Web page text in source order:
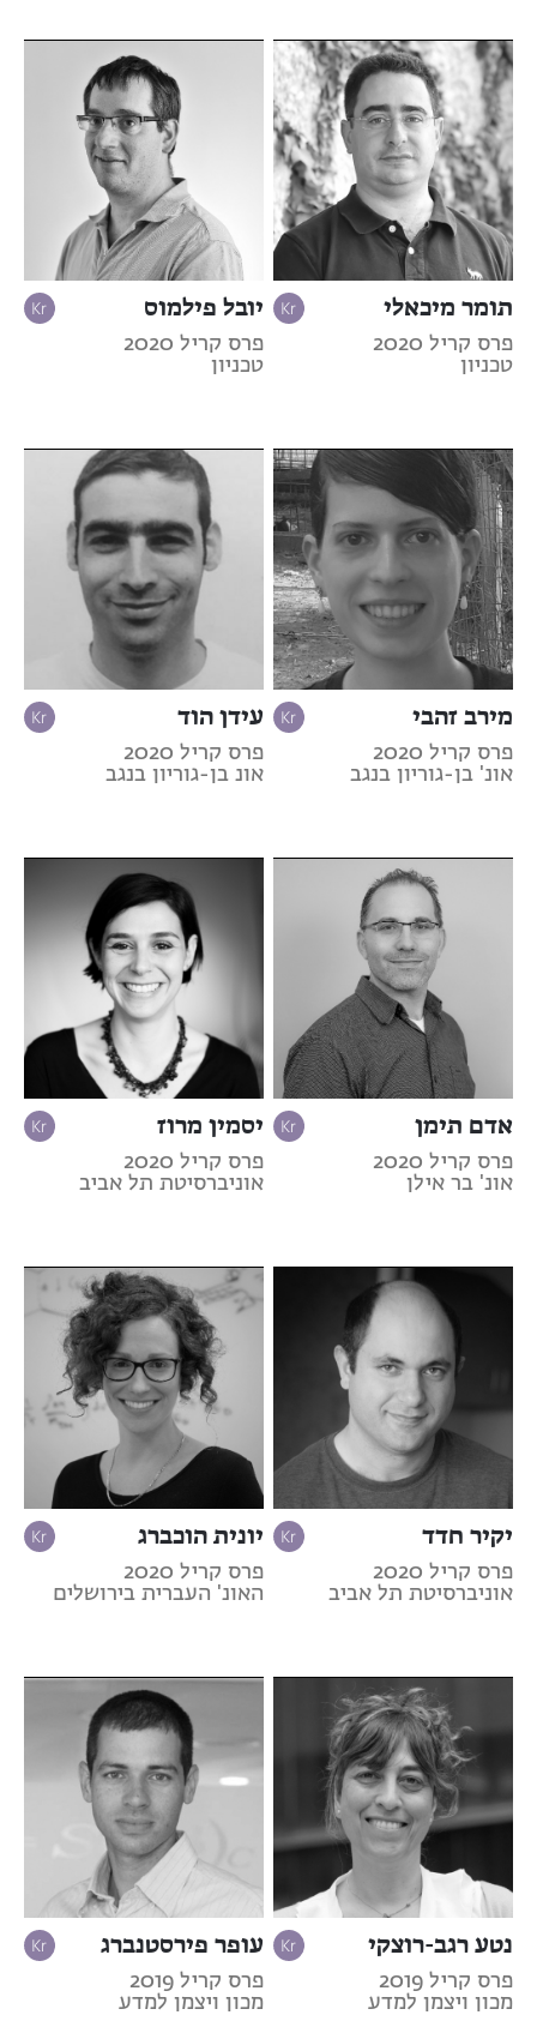
תומר מיכאלי
פרס קריל 2020
טכניון
יובל פילמוס
פרס קריל 2020
טכניון
מירב זהבי
פרס קריל 2020
אונ' בן-גוריון בנגב
עידן הוד
פרס קריל 2020
אונ בן-גוריון בנגב
אדם תימן
פרס קריל 2020
אונ' בר אילן
יסמין מרוז
פרס קריל 2020
אוניברסיטת תל אביב
יקיר חדד
פרס קריל 2020
אוניברסיטת תל אביב
יונית הוכברג
פרס קריל 2020
האונ' העברית בירושלים
נטע רגב-רוצקי
פרס קריל 2019
מכון ויצמן למדע
עופר פירסטנברג
פרס קריל 2019
מכון ויצמן למדע